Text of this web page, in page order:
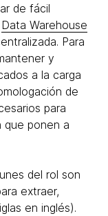
de fácil
Data Warehouse
Para
y
a la carga
de
para
que ponen a
del rol son
extraer,
en inglés).